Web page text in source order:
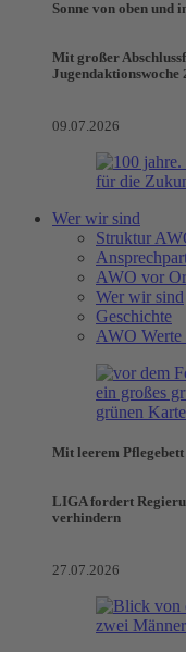
Sonne von oben und
Mit großer
Jugendaktionswoche
09.07.2026
Wer wir sind
Struktur
AWO vor
Wer wir sind
Geschichte
AWO
Mit leerem
LIGA fordert
verhindern
27.07.2026